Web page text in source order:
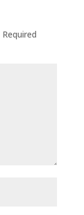
Required